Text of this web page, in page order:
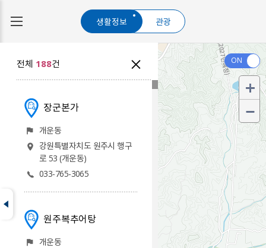
교육기관 아파트 사회복지
원주사랑
상품권가맹점
생활정보 관광
전체 188건
장군본가
개운동
강원특별자치도 원주시 행구
로 53 (개운동)
033-765-3065
원주복추어탕
개운동